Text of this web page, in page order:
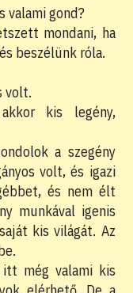
valami gond?
mondani, ha
beszélünk róla.
volt.
kis legény,
a szegény
volt, és igazi
és nem élt
munkával igenis
kis világát. Az
itt még valami kis